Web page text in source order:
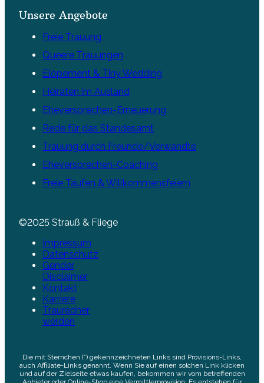
Unsere Angebote
Freie Trauung
Queere Trauungen
Elopement & Tiny Wedding
Heiraten im Ausland
Eheversprechen-Erneuerung
Rede für das Standesamt
Trauung durch Freunde/Verwandte
Eheversprechen-Coaching
Freie Taufen & Willkommensfeiern
©2025 Strauß & Fliege
Impressum
Datenschutz
Gender
Disclaimer
Kontakt
Karriere
Trauredner
werden
Die mit Sternchen (*) gekennzeichneten Links sind Provisions-Links,
auch Affiliate-Links genannt. Wenn Sie auf einen solchen Link klicken
und auf der Zielseite etwas kaufen, bekommen wir vom betreffenden